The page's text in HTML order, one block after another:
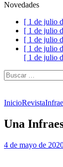
Novedades
[ 1 de julio
[ 1 de julio
[ 1 de julio
[ 1 de julio
[ 1 de julio
Buscar:
InicioRevista
Una
4 de mayo de